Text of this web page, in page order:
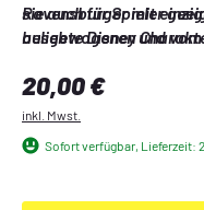
sie auch für Spieler
ausgewogenen und
Basis für ein eigenes
Ravensburger mit
beliebte Disney
Regulärer Preis:
20,00 €
inkl. Mwst.
Sofort verfügbar, Lieferzeit: